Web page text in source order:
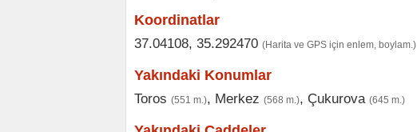
Koordinatlar
37.04108, 35.292470 (Harita ve GPS için enlem, boylam.)
Yakındaki Konumlar
Toros (551 m.), Merkez (568 m.), Çukurova (645 m.)